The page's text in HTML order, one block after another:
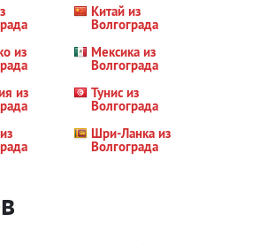
Китай из
Волгограда
из Мексика из
Волгограда
из Тунис из
Волгограда
Шри-Ланка из
Волгограда